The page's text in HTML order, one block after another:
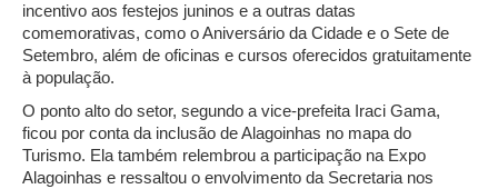
incentivo aos festejos juninos e a outras datas
comemorativas, como o Aniversário da Cidade e o Sete de
Setembro, além de oficinas e cursos oferecidos gratuitamente
à população.
O ponto alto do setor, segundo a vice-prefeita Iraci Gama,
ficou por conta da inclusão de Alagoinhas no mapa do
Turismo. Ela também relembrou a participação na Expo
Alagoinhas e ressaltou o envolvimento da Secretaria nos